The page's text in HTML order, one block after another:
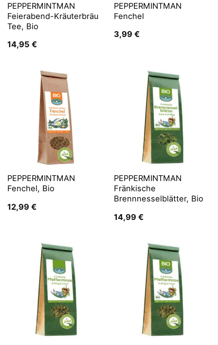
PEPPERMINTMAN
Feierabend-Kräuterbräu
Tee, Bio
14,95 €
PEPPERMINTMAN
Fenchel
3,99 €
PEPPERMINTMAN
Fenchel, Bio
12,99 €
PEPPERMINTMAN
Fränkische
Brennnesselblätter, Bio
14,99 €